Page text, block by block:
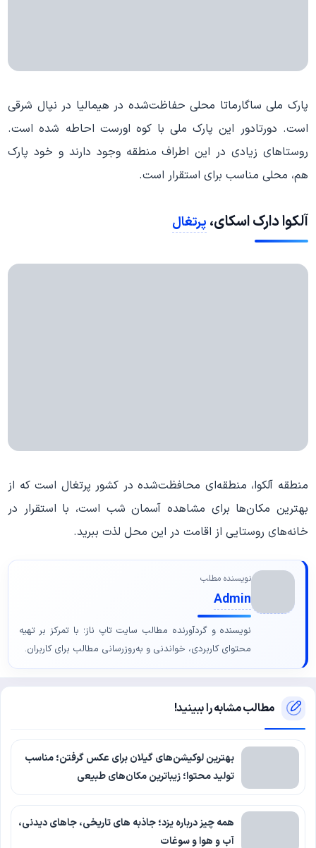
پارک ملی ساگارماتا محلی حفاظت‌شده در هیمالیا در نپال شرقی
است. دورتادور این پارک ملی با کوه اورست احاطه شده است.
روستاهای زیادی در این اطراف منطقه وجود دارند و خود پارک
هم‌، محلی مناسب برای استقرار است.
آلکوا دارک اسکای، پرتغال
منطقه آلکوا، منطقه‌ای محافظت‌شده در کشور پرتغال است که از
بهترین مکان‌ها برای مشاهده آسمان شب است، با استقرار در
خانه‌های روستایی از اقامت در این محل لذت ببرید.
نویسنده مطلب
Admin
نویسنده و گردآورنده مطالب سایت تاپ ناز؛ با تمرکز بر تهیه
محتوای کاربردی، خواندنی و به‌روزرسانی مطالب برای کاربران.
مطالب مشابه را ببینید!
بهترین لوکیشن‌های گیلان برای عکس گرفتن؛ مناسب
تولید محتوا؛ زیباترین مکان‌های طبیعی
همه چیز درباره یزد؛ جاذبه های تاریخی، جاهای دیدنی،
آب و هوا و سوغات